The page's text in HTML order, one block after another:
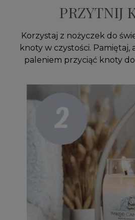
PRZYTNIJ
Korzystaj z nożyczek do
knoty w czystości. Pamiętaj,
paleniem przyciąć knoty